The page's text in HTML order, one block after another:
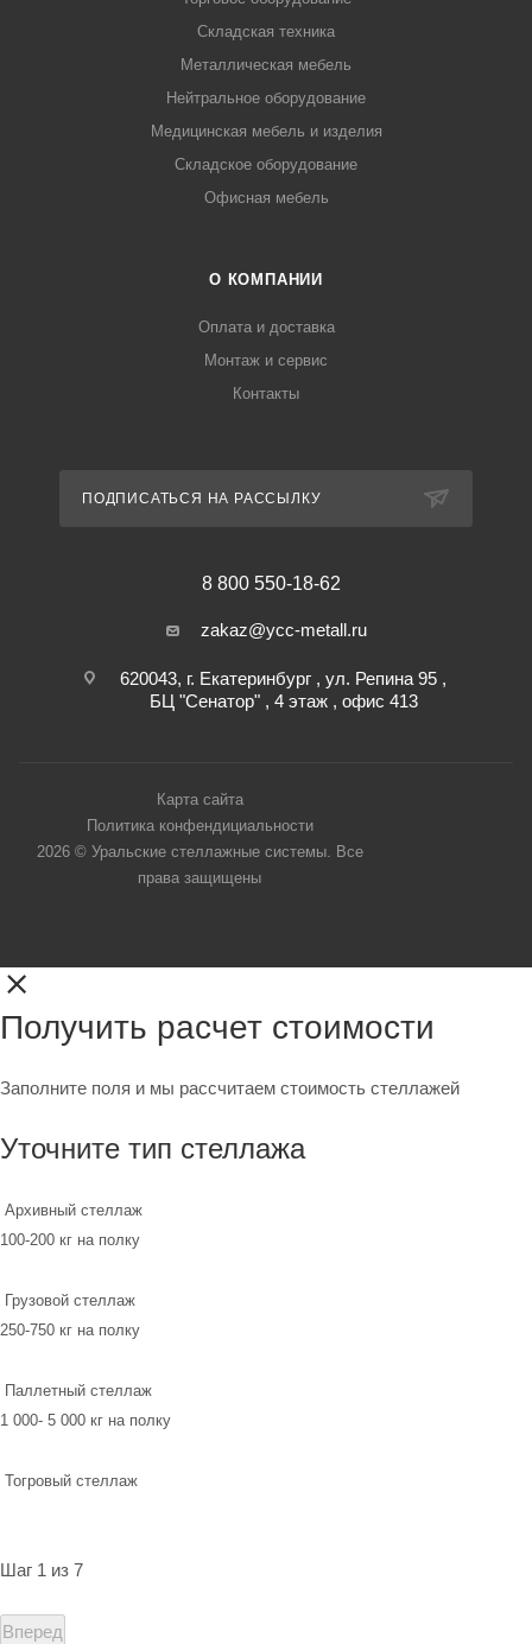
Складская техника
Металлическая мебель
Нейтральное оборудование
Медицинская мебель и изделия
Складское оборудование
Офисная мебель
О КОМПАНИИ
Оплата и доставка
Монтаж и сервис
Контакты
ПОДПИСАТЬСЯ НА РАССЫЛКУ
8 800 550-18-62
zakaz@ycc-metall.ru
620043, г. Екатеринбург , ул. Репина 95 ,
БЦ "Сенатор" , 4 этаж , офис 413
Карта сайта
Политика конфендициальности
2026 © Уральские стеллажные системы. Все
права защищены
Получить расчет стоимости
Заполните поля и мы рассчитаем стоимость стеллажей
Уточните тип стеллажа
Архивный стеллаж
100-200 кг на полку
Грузовой стеллаж
250-750 кг на полку
Паллетный стеллаж
1 000- 5 000 кг на полку
Тогровый стеллаж
Шаг 1 из 7
Вперед